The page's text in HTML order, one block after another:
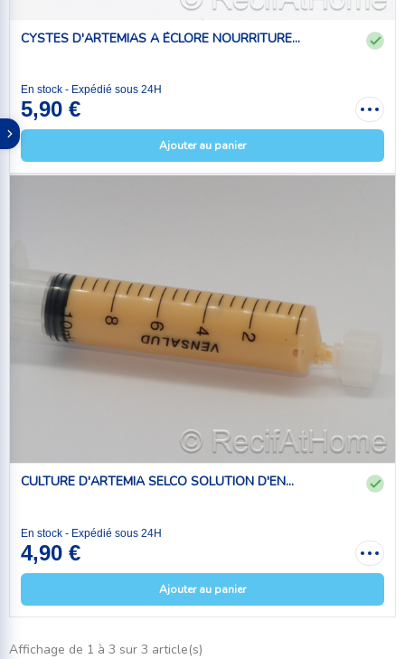
CYSTES D'ARTEMIAS A ÉCLORE NOURRITURE...
En stock - Expédié sous 24H
5,90 €
Ajouter au panier
CULTURE D'ARTEMIA SELCO SOLUTION D'EN...
En stock - Expédié sous 24H
4,90 €
Ajouter au panier
Affichage de 1 à 3 sur 3 article(s)